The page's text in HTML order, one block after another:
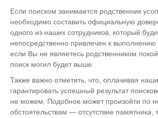
Если поиском занимается родственник
необходимо составить официальную
одного из наших сотрудников, который
непосредственно привлечен к выполнению
если Вы не являетесь родственником
поиск могил будет выше.
Также важно отметить, что, оплачивая наши
гарантировать успешный результат
не можем. Подобное может произойти по
обстоятельствам — отсутствие памятника,